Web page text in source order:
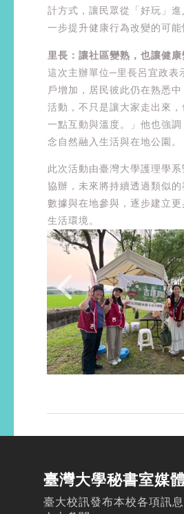
計方式，讓民眾從「好玩」
一步提升健康行為改變的可能
里長：讓社區變熟，也讓健康
這次主辦單位─里長呂宜政表
戶增加，居民彼此仍在熟悉
活動，不只是讓大家走出來，
一點互動與溫度。」他也強
念自然融入生活與在地公園。
此次活動由臺灣大學護理學
協辦，未來將持續透過類似
數據與在地參與，逐步建立
生活環境。
臺灣大學秘書室媒
臺大校訊發布本校各項訊